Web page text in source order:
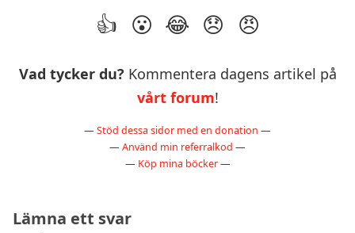
Vad tycker du? Kommentera dagens artikel på
vårt forum!
— Stöd dessa sidor med en donation —
— Använd min referralkod —
— Köp mina böcker—
Lämna ett svar